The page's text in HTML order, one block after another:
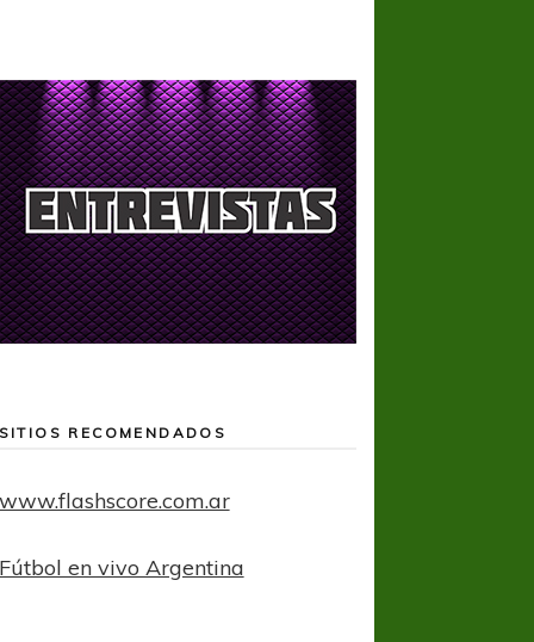
SITIOS RECOMENDADOS
www.flashscore.com.ar
Fútbol en vivo Argentina